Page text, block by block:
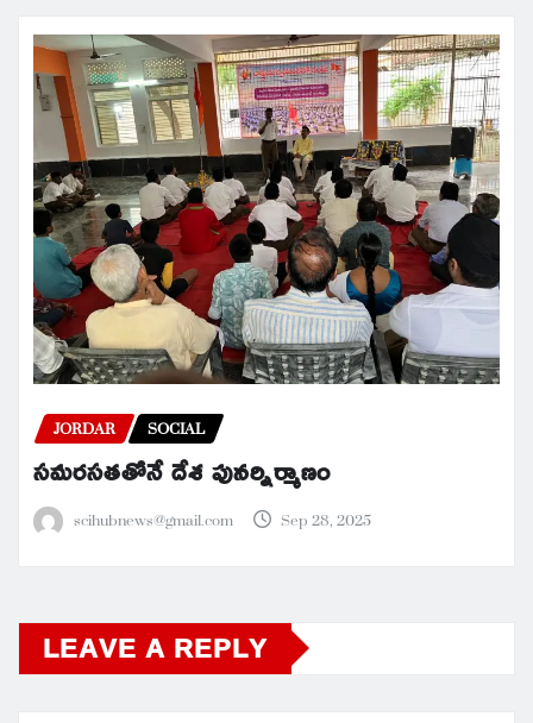
JORDAR SOCIAL
సమరసతతోనే దేశ పునర్నిర్మాణం
scihubnews@gmail.com Sep 28, 2025
LEAVE A REPLY